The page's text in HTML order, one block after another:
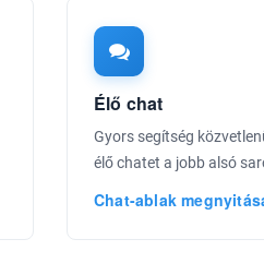
Élő chat
Gyors segítség
élő chatet a jobb alsó
Chat-ablak